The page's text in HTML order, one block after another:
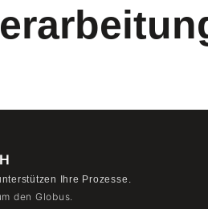
Ihre Prozesse.
den Globus.